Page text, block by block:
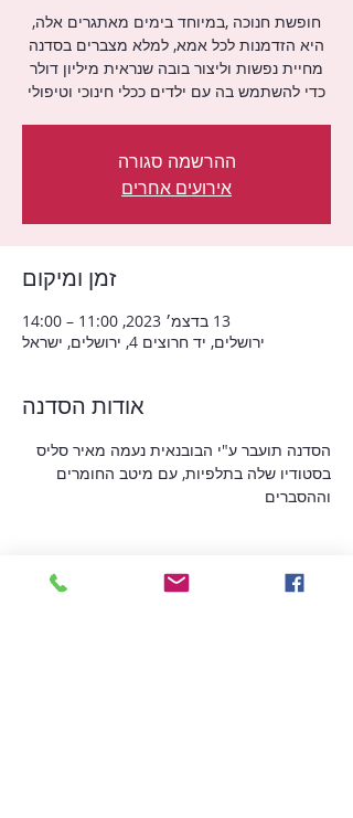
חופשת חנוכה ,במיוחד בימים מאתגרים אלה,
היא הזדמנות לכל אמא, למלא מצברים בסדנה
מחיית נפשות וליצור בובה שנראית מיליון דולר
כדי להשתמש בה עם ילדים ככלי חינוכי וטיפולי
ההרשמה סגורה
אירועים אחרים
זמן ומיקום
13 בדצמ׳ 2023, 11:00 – 14:00
ירושלים, יד חרוצים 4, ירושלים, ישראל
אודות הסדנה
הסדנה תועבר ע"י הבובנאית נעמה מאיר סליס
בסטודיו שלה בתלפיות, עם מיטב החומרים
וההסברים